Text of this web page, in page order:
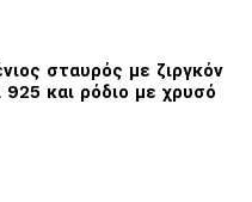
σταυρός με ζιργκόν
και ρόδιο με χρυσό